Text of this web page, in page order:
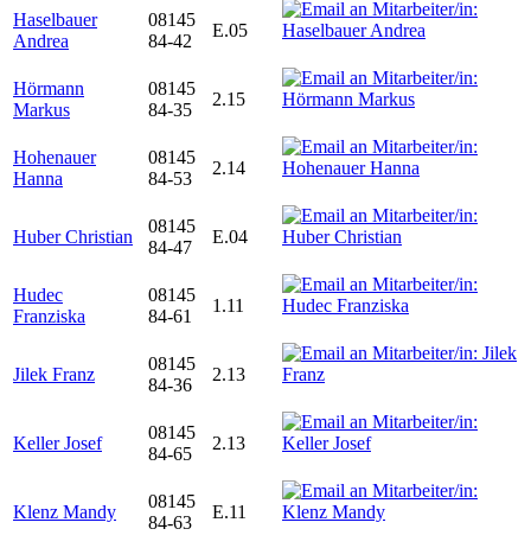
Haselbauer
Andrea
08145
84-42
E.05
Hörmann
Markus
08145
84-35
2.15
Hohenauer
Hanna
08145
84-53
2.14
Huber Christian
08145
84-47
E.04
Hudec
Franziska
08145
84-61
1.11
Jilek Franz
08145
84-36
2.13
Keller Josef
08145
84-65
2.13
Klenz Mandy
08145
84-63
E.11